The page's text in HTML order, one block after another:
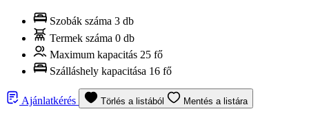
Szobák száma 3 db
Termek száma 0 db
Maximum kapacitás 25 fő
Szálláshely kapacitása 16 fő
Ajánlatkérés Törlés a listából Mentés a listára